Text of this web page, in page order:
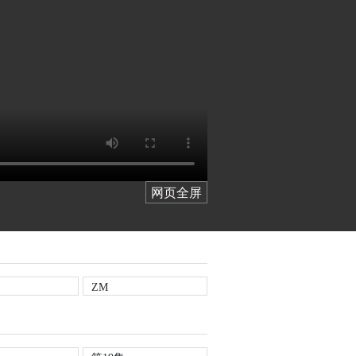
网页全屏
ZM